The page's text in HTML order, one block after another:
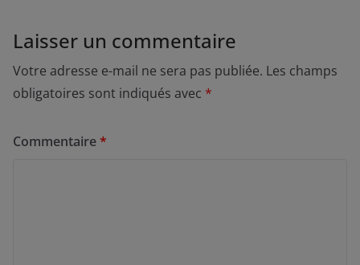
Laisser un commentaire
Votre adresse e-mail ne sera pas publiée. Les champs
obligatoires sont indiqués avec *
Commentaire*